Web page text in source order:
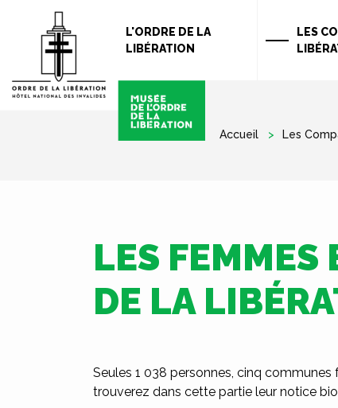
L'ORDRE DE LA
LIBÉRATION
LES
Accueil Les
LES FEMMES
DE LA
Seules 1 038 personnes, cinq
trouverez dans cette partie leur notice